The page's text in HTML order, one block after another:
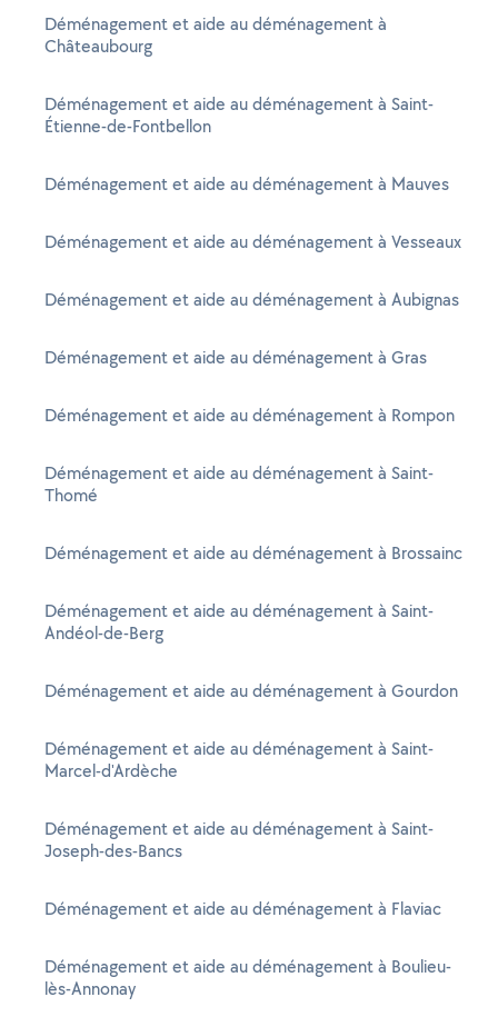
Déménagement et aide au déménagement à
Châteaubourg
Déménagement et aide au déménagement à Saint-
Étienne-de-Fontbellon
Déménagement et aide au déménagement à Mauves
Déménagement et aide au déménagement à Vesseaux
Déménagement et aide au déménagement à Aubignas
Déménagement et aide au déménagement à Gras
Déménagement et aide au déménagement à Rompon
Déménagement et aide au déménagement à Saint-
Thomé
Déménagement et aide au déménagement à Brossainc
Déménagement et aide au déménagement à Saint-
Andéol-de-Berg
Déménagement et aide au déménagement à Gourdon
Déménagement et aide au déménagement à Saint-
Marcel-d'Ardèche
Déménagement et aide au déménagement à Saint-
Joseph-des-Bancs
Déménagement et aide au déménagement à Flaviac
Déménagement et aide au déménagement à Boulieu-
lès-Annonay